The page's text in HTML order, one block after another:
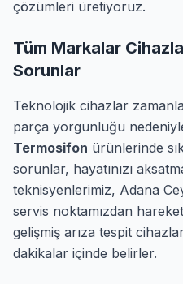
çözümleri üretiyoruz.
Tüm Markalar
Sorunlar
Teknolojik cihazlar
parça yorgunluğu
Termosifon ürünlerinde
sorunlar, hayatınızı
teknisyenlerimiz, Adana
servis noktamızdan
gelişmiş arıza tespit
dakikalar içinde belirler.